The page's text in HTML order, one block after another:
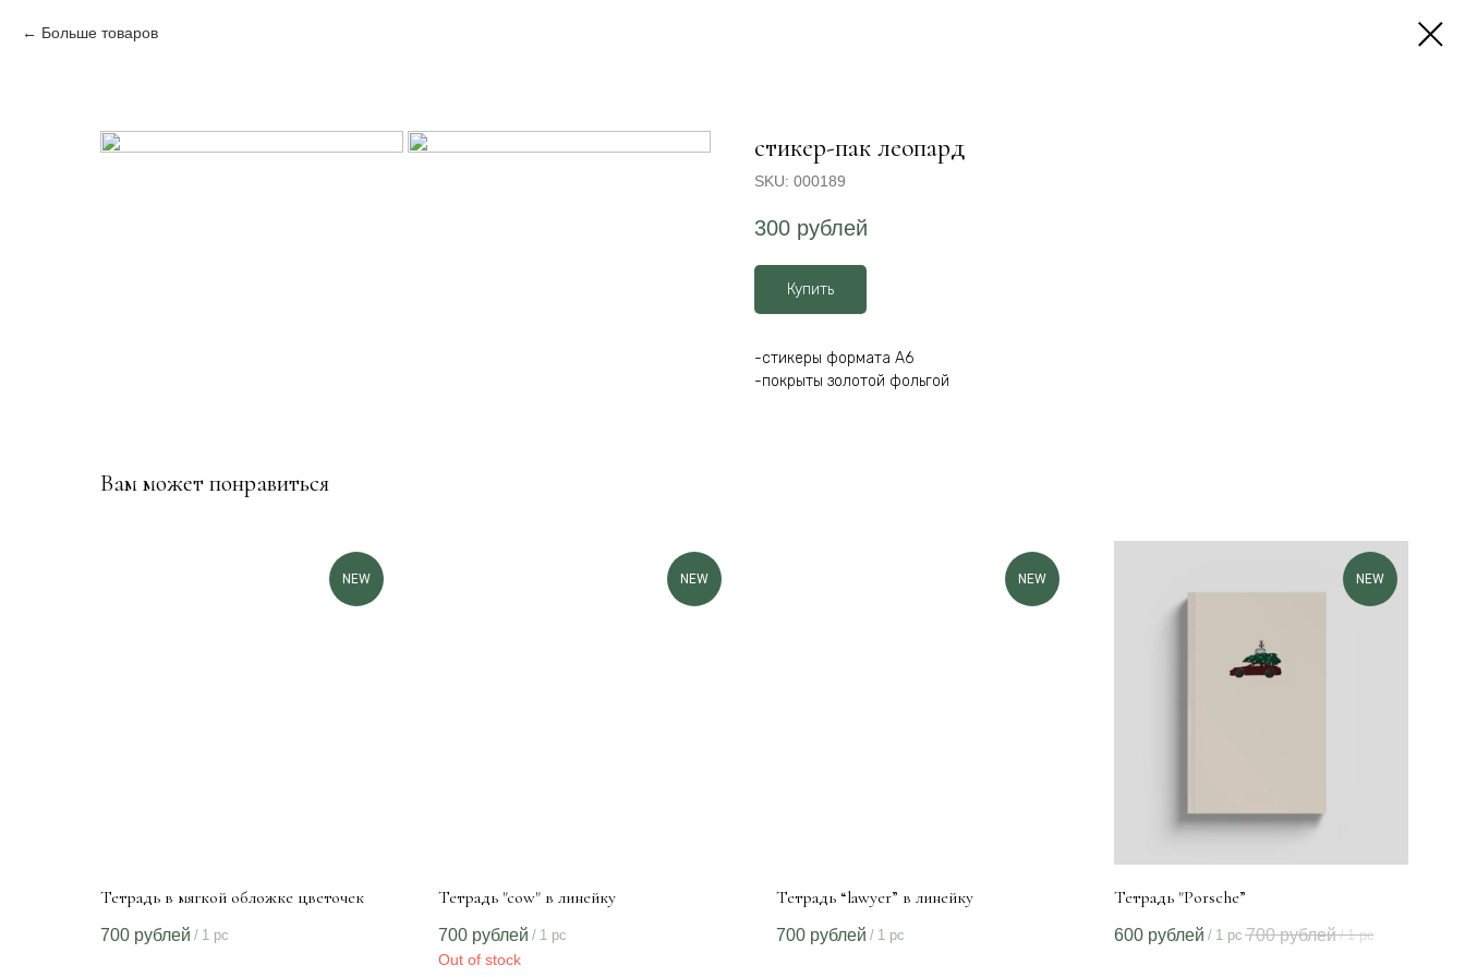
Больше товаров
стикер-пак леопард
SKU: 000189
300 рублей
Купить
-стикеры формата А6
-покрыты золотой фольгой
Вам может понравиться
NEW
Тетрадь в мягкой обложке цветочек
700 рублей / 1 pc
NEW
Тетрадь "cow" в линейку
700 рублей / 1 pc
Out of stock
NEW
Тетрадь “lawyer” в линейку
700 рублей / 1 pc
NEW
Тетрадь "Porsche”
600 рублей / 1 pc 700 рублей / 1 pc